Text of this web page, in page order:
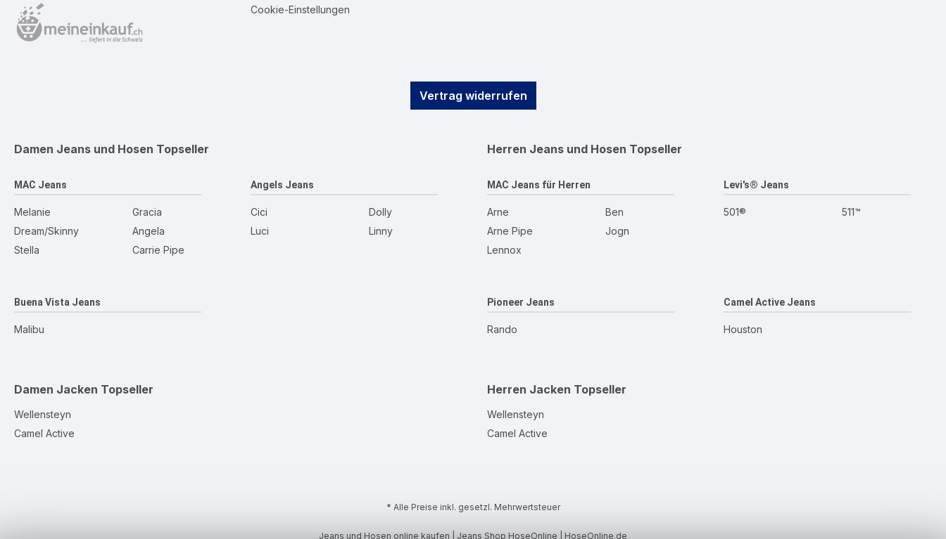
Cookie-Einstellungen
Vertrag widerrufen
Damen Jeans und Hosen Topseller
MAC Jeans
Melanie
Dream/Skinny
Stella
Gracia
Angela
Carrie Pipe
Angels Jeans
Cici
Luci
Dolly
Linny
Buena Vista Jeans
Malibu
Damen Jacken Topseller
Wellensteyn
Camel Active
Herren Jeans und Hosen Topseller
MAC Jeans für Herren
Arne
Arne Pipe
Lennox
Ben
Jogn
Levi's® Jeans
501® 511™
Pioneer Jeans
Rando
Camel Active Jeans
Houston
Herren Jacken Topseller
Wellensteyn
Camel Active
* Alle Preise inkl. gesetzl. Mehrwertsteuer
Jeans und Hosen online kaufen | Jeans Shop HoseOnline | HoseOnline.de